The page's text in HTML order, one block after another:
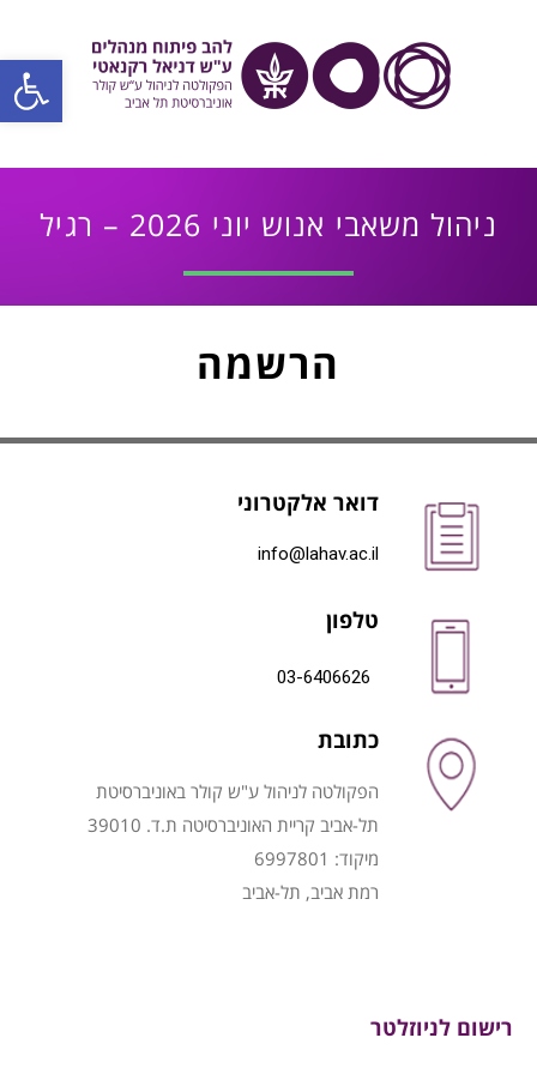
פתח
ניהול משאבי אנוש יוני 2026 – רגיל
הרשמה
דואר אלקטרוני
info@lahav.ac.il
טלפון
03-6406626
כתובת
הפקולטה לניהול ע"ש קולר באוניברסיטת
תל-אביב קריית האוניברסיטה ת.ד. 39010
מיקוד: 6997801
רמת אביב, תל-אביב
רישום לניוזלטר